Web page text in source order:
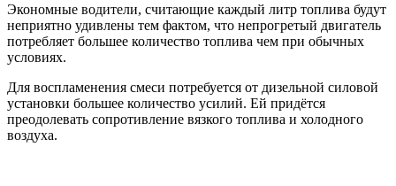
Экономные водители, считающие каждый литр топлива будут
неприятно удивлены тем фактом, что непрогретый двигатель
потребляет большее количество топлива чем при обычных
условиях.
Для воспламенения смеси потребуется от дизельной силовой
установки большее количество усилий. Ей придётся
преодолевать сопротивление вязкого топлива и холодного
воздуха.